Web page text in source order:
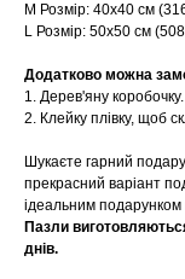
M Розмір: 40х40 см
L Розмір: 50х50 см
Додатково можна
1. Дерев'яну коробочку.
2. Клейку плівку, щоб
Шукаєте гарний
прекрасний варіант
ідеальним подарунком
Пазли
днів.